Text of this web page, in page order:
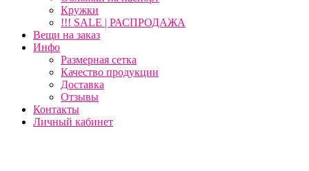
Кружки
!!! SALE | РАСПРОДАЖА
Вещи на заказ
Инфо
Размерная сетка
Качество продукции
Доставка
Отзывы
Контакты
Личный кабинет